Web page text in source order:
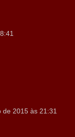
de 2015 às 21:31